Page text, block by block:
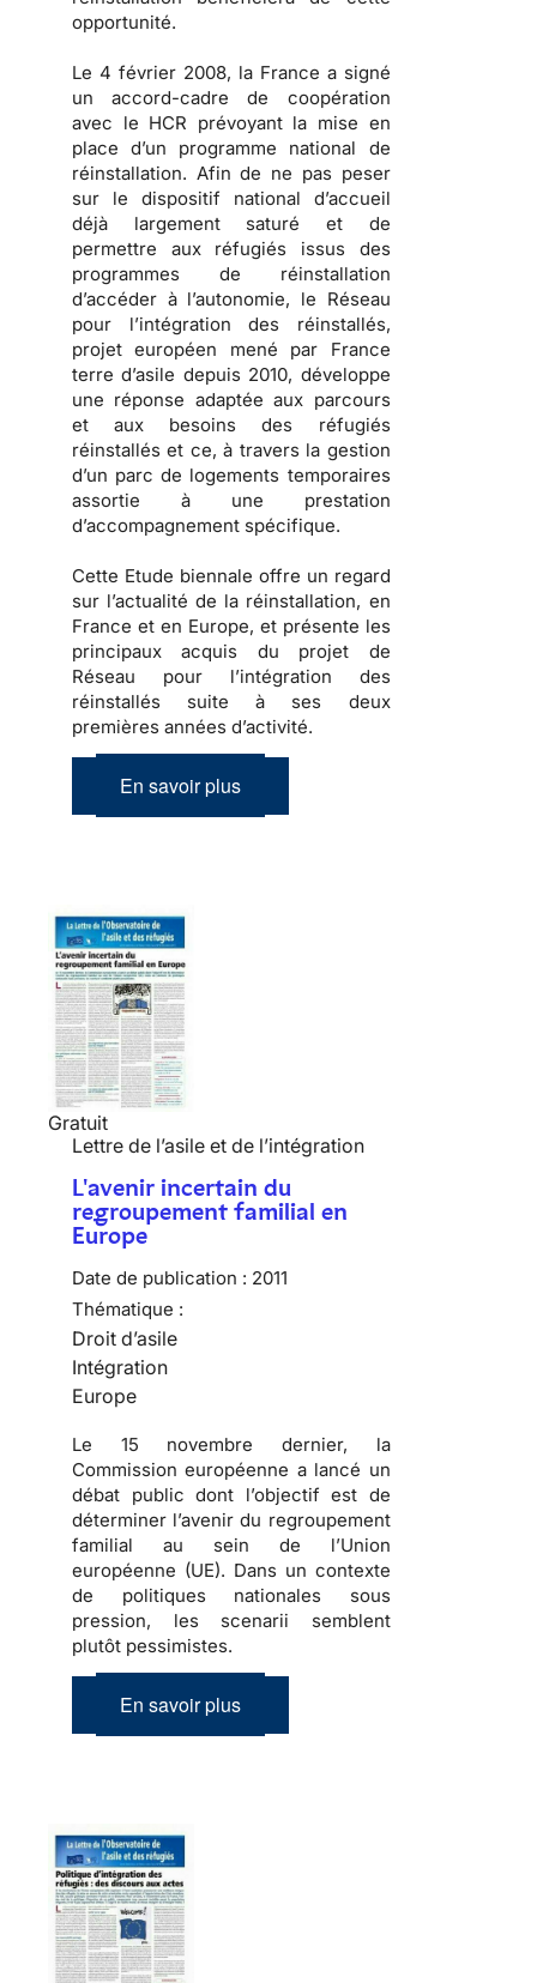
opportunité.
Le 4 février 2008, la France a signé
un accord-cadre de coopération
avec le HCR prévoyant la mise en
place d’un programme national de
réinstallation. Afin de ne pas peser
sur le dispositif national d’accueil
déjà largement saturé et de
permettre aux réfugiés issus des
programmes de réinstallation
d’accéder à l’autonomie, le Réseau
pour l’intégration des réinstallés,
projet européen mené par France
terre d’asile depuis 2010, développe
une réponse adaptée aux parcours
et aux besoins des réfugiés
réinstallés et ce, à travers la gestion
d’un parc de logements temporaires
assortie à une prestation
d’accompagnement spécifique.
Cette Etude biennale offre un regard
sur l’actualité de la réinstallation, en
France et en Europe, et présente les
principaux acquis du projet de
Réseau pour l’intégration des
réinstallés suite à ses deux
premières années d’activité.
En savoir plus
Gratuit
Lettre de l’asile et de l’intégration
L'avenir incertain du
regroupement familial en
Europe
Date de publication : 2011
Thématique :
Droit d’asile
Intégration
Europe
Le 15 novembre dernier, la
Commission européenne a lancé un
débat public dont l’objectif est de
déterminer l’avenir du regroupement
familial au sein de l’Union
européenne (UE). Dans un contexte
de politiques nationales sous
pression, les scenarii semblent
plutôt pessimistes.
En savoir plus